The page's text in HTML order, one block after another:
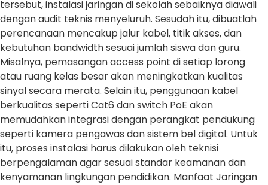
tersebut, instalasi jaringan di sekolah sebaiknya diawali
dengan audit teknis menyeluruh. Sesudah itu, dibuatlah
perencanaan mencakup jalur kabel, titik akses, dan
kebutuhan bandwidth sesuai jumlah siswa dan guru.
Misalnya, pemasangan access point di setiap lorong
atau ruang kelas besar akan meningkatkan kualitas
sinyal secara merata. Selain itu, penggunaan kabel
berkualitas seperti Cat6 dan switch PoE akan
memudahkan integrasi dengan perangkat pendukung
seperti kamera pengawas dan sistem bel digital. Untuk
itu, proses instalasi harus dilakukan oleh teknisi
berpengalaman agar sesuai standar keamanan dan
kenyamanan lingkungan pendidikan. Manfaat Jaringan